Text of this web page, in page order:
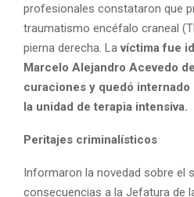
profesionales constataron que
traumatismo encéfalo craneal
pierna derecha. La víctima fue
Marcelo Alejandro Acevedo
curaciones y quedó
la unidad de terapia intensiva.
Peritajes criminalísticos
Informaron la novedad sobre el
consecuencias a la Jefatura de